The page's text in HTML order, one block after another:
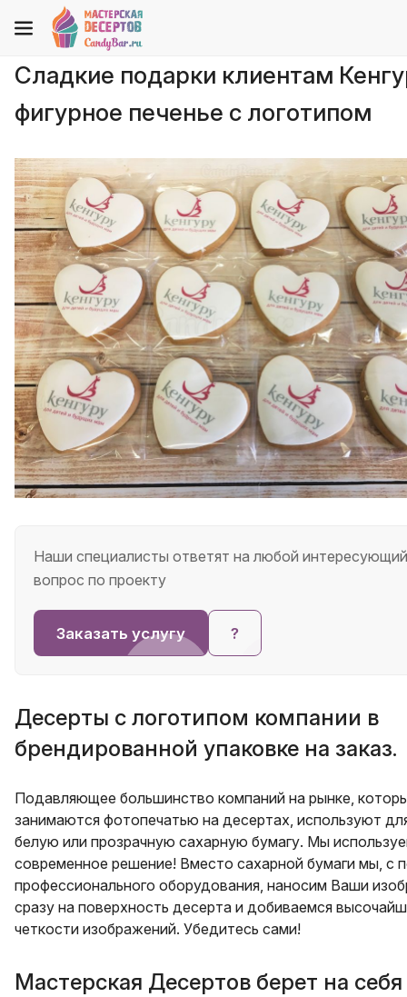
Сладкие подарки клиентам
фигурное печенье с логотипом
Наши специалисты ответят на любой интересующий
вопрос по проекту
Заказать услугу ?
Десерты с логотипом компании в
брендированной упаковке на заказ.
Подавляющее большинство компаний на рынке,
занимаются фотопечатью на десертах, используют
белую или прозрачную сахарную бумагу. Мы
современное решение! Вместо сахарной бумаги мы, с
профессионального оборудования, наносим Ваши
сразу на поверхность десерта и добиваемся
четкости изображений. Убедитесь сами!
Мастерская Десертов берет на себя